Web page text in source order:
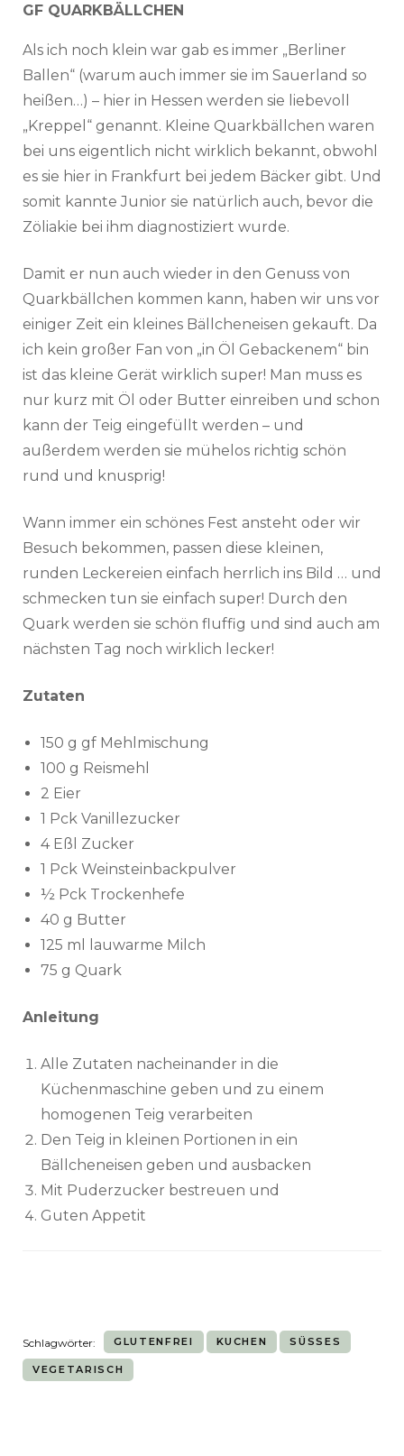
GF QUARKBÄLLCHEN
Als ich noch klein war gab es immer „Berliner
Ballen“ (warum auch immer sie im Sauerland so
heißen…) – hier in Hessen werden sie liebevoll
„Kreppel“ genannt. Kleine Quarkbällchen waren
bei uns eigentlich nicht wirklich bekannt, obwohl
es sie hier in Frankfurt bei jedem Bäcker gibt. Und
somit kannte Junior sie natürlich auch, bevor die
Zöliakie bei ihm diagnostiziert wurde.
Damit er nun auch wieder in den Genuss von
Quarkbällchen kommen kann, haben wir uns vor
einiger Zeit ein kleines Bällcheneisen gekauft. Da
ich kein großer Fan von „in Öl Gebackenem“ bin
ist das kleine Gerät wirklich super! Man muss es
nur kurz mit Öl oder Butter einreiben und schon
kann der Teig eingefüllt werden – und
außerdem werden sie mühelos richtig schön
rund und knusprig!
Wann immer ein schönes Fest ansteht oder wir
Besuch bekommen, passen diese kleinen,
runden Leckereien einfach herrlich ins Bild … und
schmecken tun sie einfach super! Durch den
Quark werden sie schön fluffig und sind auch am
nächsten Tag noch wirklich lecker!
Zutaten
150 g gf Mehlmischung
100 g Reismehl
2 Eier
1 Pck Vanillezucker
4 Eßl Zucker
1 Pck Weinsteinbackpulver
½ Pck Trockenhefe
40 g Butter
125 ml lauwarme Milch
75 g Quark
Anleitung
Alle Zutaten nacheinander in die
Küchenmaschine geben und zu einem
homogenen Teig verarbeiten
Den Teig in kleinen Portionen in ein
Bällcheneisen geben und ausbacken
Mit Puderzucker bestreuen und
Guten Appetit
Schlagwörter: GLUTENFREI KUCHEN SÜSSES
VEGETARISCH